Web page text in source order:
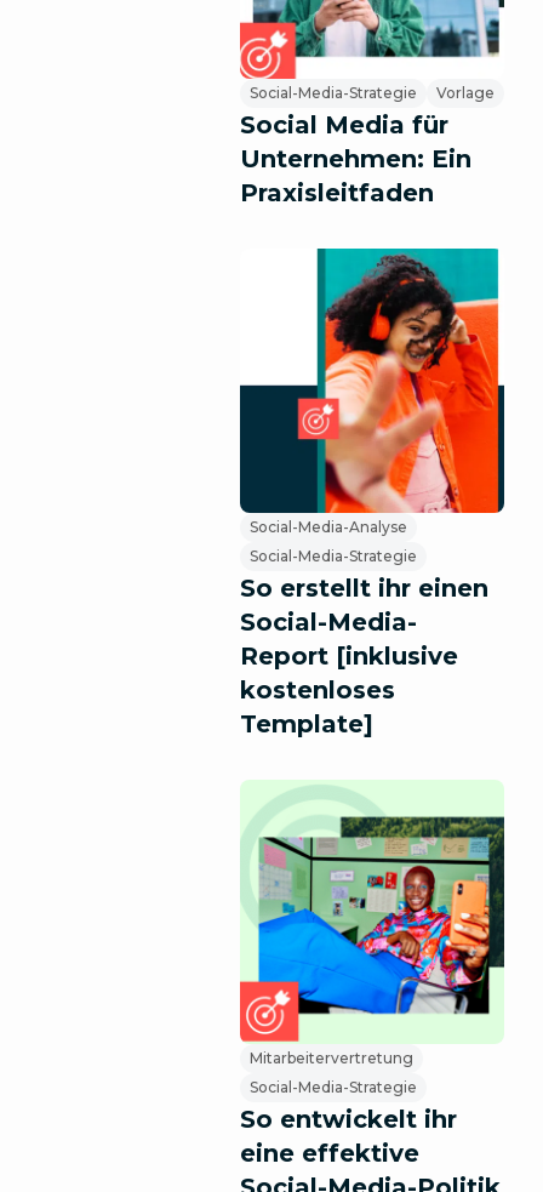
Social-Media-Strategie Vorlage
Social Media für
Unternehmen: Ein
Praxisleitfaden
Social-Media-Analyse
Social-Media-Strategie
So erstellt ihr einen
Social-Media-
Report [inklusive
kostenloses
Template]
Mitarbeitervertretung
Social-Media-Strategie
So entwickelt ihr
eine effektive